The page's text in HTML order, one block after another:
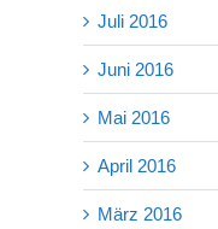
Juli 2016
Juni 2016
Mai 2016
April 2016
März 2016